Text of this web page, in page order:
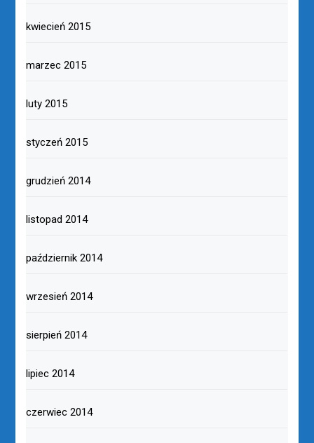
kwiecień 2015
marzec 2015
luty 2015
styczeń 2015
grudzień 2014
listopad 2014
październik 2014
wrzesień 2014
sierpień 2014
lipiec 2014
czerwiec 2014